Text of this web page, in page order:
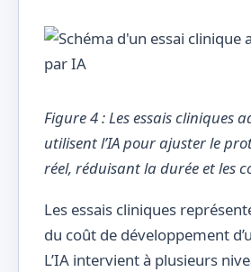
Figure 4 : Les essais cliniques
utilisent l’IA pour ajuster le
réel, réduisant la durée et les
Les essais cliniques
du coût de développement
L’IA intervient à plusieurs